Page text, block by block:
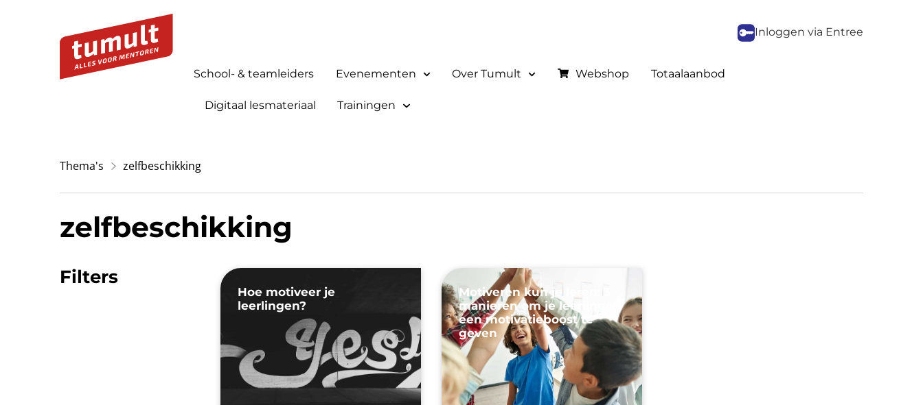
Inloggen via Entree
School- & teamleiders Evenementen Over Tumult Webshop Totaalaanbod
Digitaal lesmateriaal Trainingen
Thema's zelfbeschikking
zelfbeschikking
Filters
Hoe motiveer je
leerlingen?
Motiveren kun je leren: 3
manieren om je leerlingen
een motivatieboost te
geven